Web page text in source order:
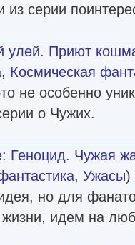
из серии
улей. Приют
, Космическая
не особенно
о Чужих.
Геноцид. Чужая
, Ужасы)
но для
идем на